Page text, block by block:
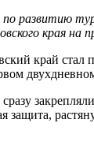
развитию
края на
край стал